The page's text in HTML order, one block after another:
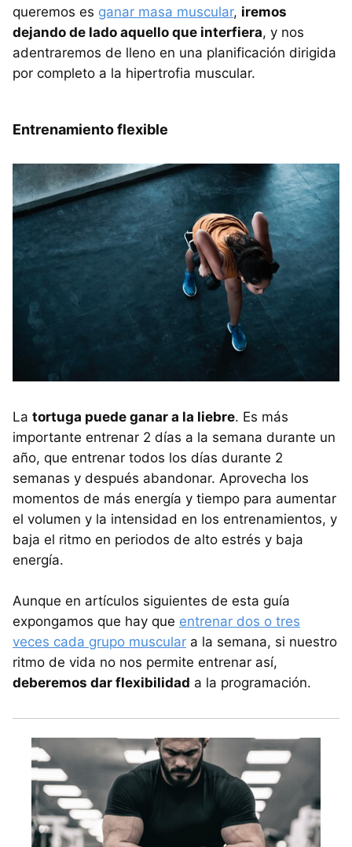
queremos es ganar masa muscular, iremos
dejando de lado aquello que interfiera, y nos
adentraremos de lleno en una planificación dirigida
por completo a la hipertrofia muscular.
Entrenamiento flexible
La tortuga puede ganar a la liebre. Es más
importante entrenar 2 días a la semana durante un
año, que entrenar todos los días durante 2
semanas y después abandonar. Aprovecha los
momentos de más energía y tiempo para aumentar
el volumen y la intensidad en los entrenamientos, y
baja el ritmo en periodos de alto estrés y baja
energía.
Aunque en artículos siguientes de esta guía
expongamos que hay que entrenar dos o tres
veces cada grupo muscular a la semana, si nuestro
ritmo de vida no nos permite entrenar así,
deberemos dar flexibilidad a la programación.